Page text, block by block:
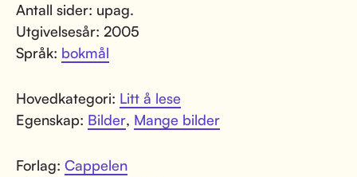
Antall sider: upag.
Utgivelsesår: 2005
Språk: bokmål
Hovedkategori: Litt å lese
Egenskap: Bilder, Mange bilder
Forlag: Cappelen